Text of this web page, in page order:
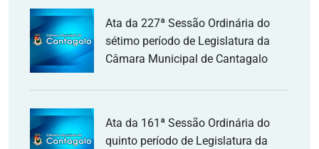
Ata da 227ª Sessão Ordinária do
sétimo período de Legislatura da
Câmara Municipal de Cantagalo
Ata da 161ª Sessão Ordinária do
quinto período de Legislatura da